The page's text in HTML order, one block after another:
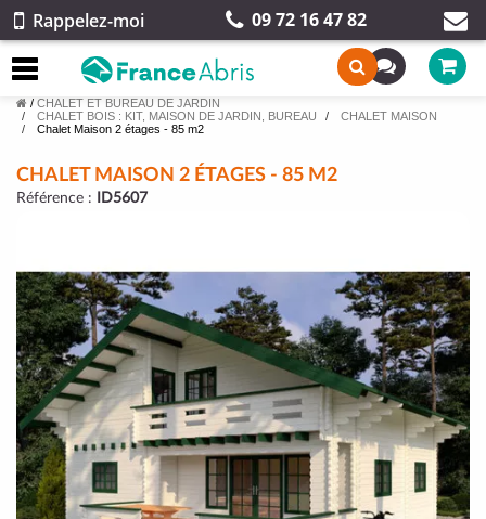
Rappelez-moi 09 72 16 47 82
/ CHALET ET BUREAU DE JARDIN
CHALET BOIS : KIT, MAISON DE JARDIN, BUREAU
CHALET MAISON
Chalet Maison 2 étages - 85 m2
CHALET MAISON 2 ÉTAGES - 85 M2
Référence : ID5607